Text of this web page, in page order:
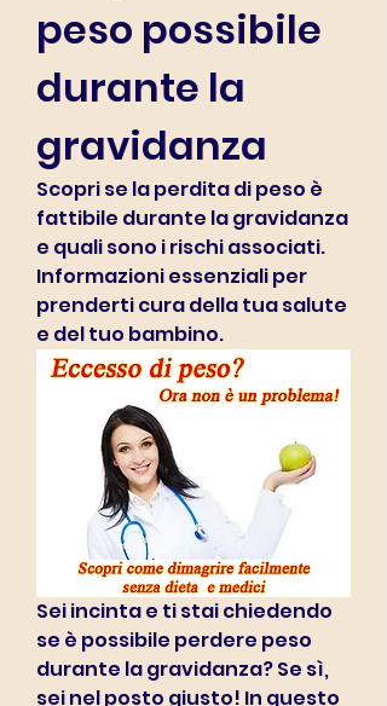
peso possibile
durante la
gravidanza
Scopri se la perdita di peso è
fattibile durante la gravidanza
e quali sono i rischi associati.
Informazioni essenziali per
prenderti cura della tua salute
e del tuo bambino.
Sei incinta e ti stai chiedendo
se è possibile perdere peso
durante la gravidanza? Se sì,
sei nel posto giusto! In questo